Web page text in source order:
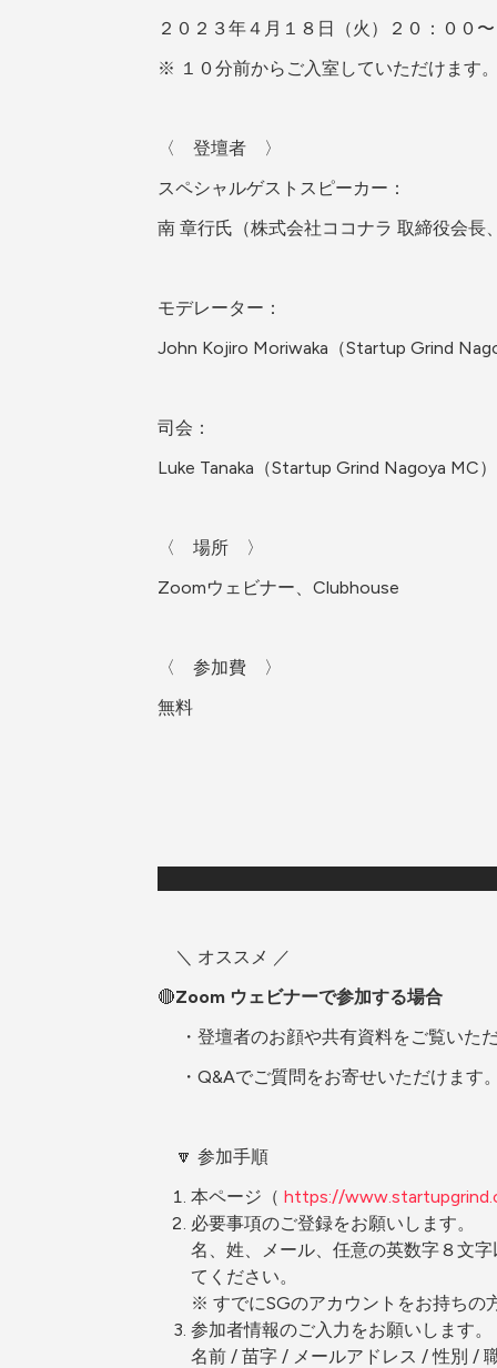
２０２３年４月１８日（火）２０：００
※ １０分前からご入室していただけます
〈　登壇者　〉
スペシャルゲストスピーカー：
南 章行氏（株式会社ココナラ 取締役会
モデレーター：
John Kojiro Moriwaka（Startup Grind
司会：
Luke Tanaka（Startup Grind Nagoya MC）
〈　場所　〉
Zoomウェビナー、Clubhouse
〈　参加費　〉
無料
＼ オススメ ／
🔴Zoom ウェビナーで参加する場合
・登壇者のお顔や共有資料をご覧いた
・Q&Aでご質問をお寄せいただけます
🔽 参加手順
本ページ（ https://
必要事項のご登録をお願いします。
名、姓、メール、任意の英数字８文
てください。
※ すでにSGのアカウントをお持ち
参加者情報のご入力をお願いします。
名前 / 苗字 / メールアドレス / 性別 /